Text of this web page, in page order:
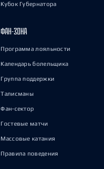
Кубок Губернатора
ФАН-ЗОНА
Программа лояльности
Календарь болельщика
Группа поддержки
Талисманы
Фан-сектор
Гостевые матчи
Массовые катания
Правила поведения